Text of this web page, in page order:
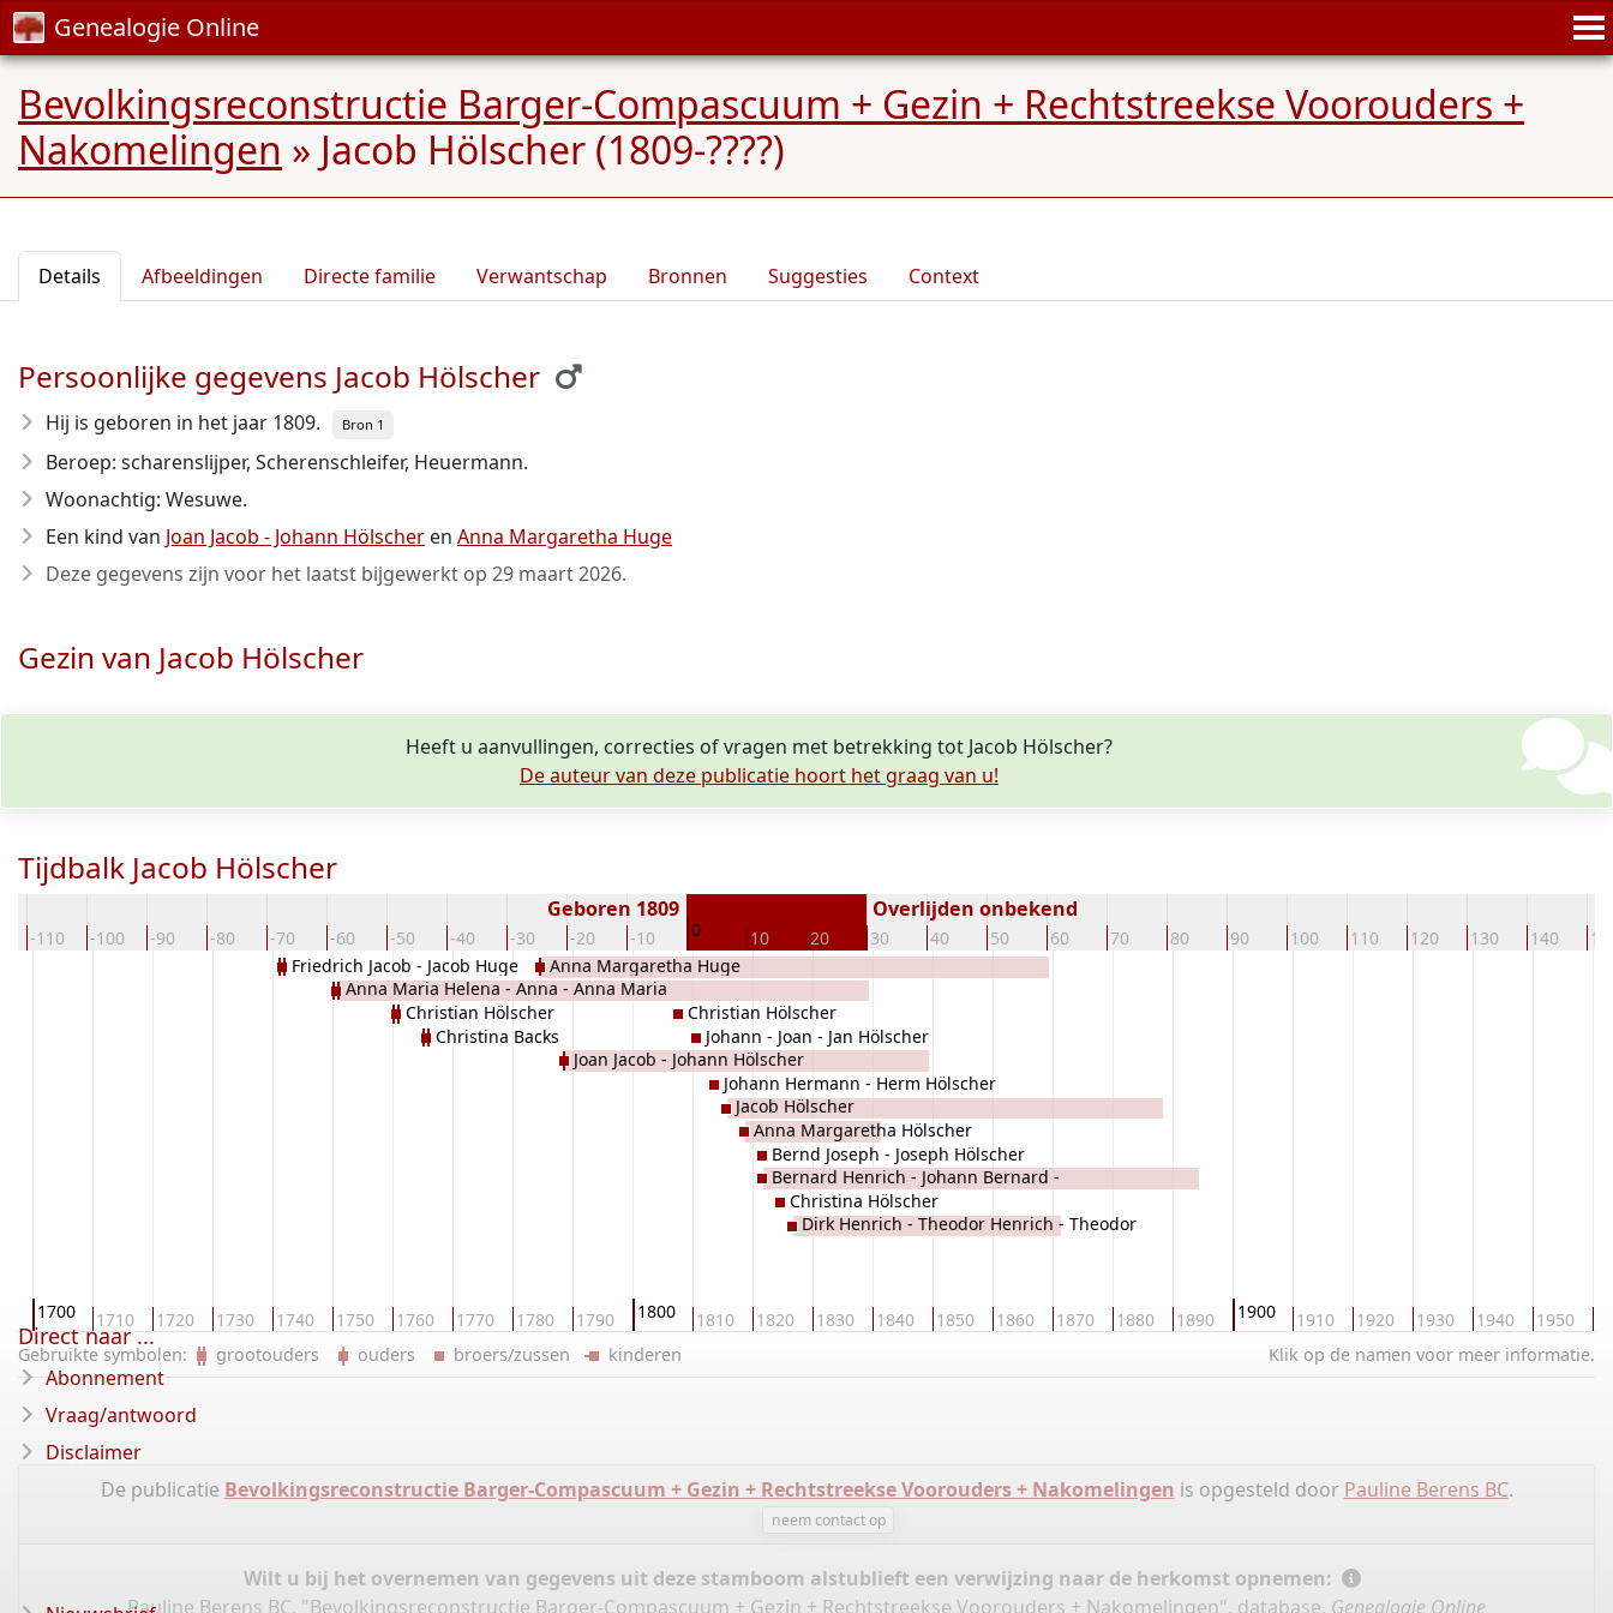
Genealogie Online
Bevolkingsreconstructie Barger-Compascuum + Gezin + Rechtstreekse Voorouders +
Nakomelingen » Jacob Hölscher (1809-????)
Details Afbeeldingen Directe familie Verwantschap Bronnen Suggesties Context
Persoonlijke gegevens Jacob Hölscher
Hij is geboren in het jaar 1809. Bron 1
Beroep: scharenslijper, Scherenschleifer, Heuermann.
Woonachtig: Wesuwe.
Een kind van Joan Jacob - Johann Hölscher en Anna Margaretha Huge
Deze gegevens zijn voor het laatst bijgewerkt op 29 maart 2026.
Gezin van Jacob Hölscher
Heeft u aanvullingen, correcties of vragen met betrekking tot Jacob Hölscher?
De auteur van deze publicatie hoort het graag van u!
Tijdbalk Jacob Hölscher
-110 -100 -90 -80 -70 -60 -50 -40 -30 -20 -10 0 10 20 30 40 50 60 70 80 90 100 110 120 130 140
Geboren 1809 Overlijden onbekend
1700 1710 1720 1730 1740 1750 1760 1770 1780 1790 1800 1810 1820 1830 1840 1850 1860 1870 1880 1890 1900 1910 1920 1930 1940 1950
Friedrich Jacob - Jacob Huge
Anna Maria Helena - Anna - Anna Maria
Wendels Christian Hölscher
Christina Backs
Anna Margaretha Huge
Joan Jacob - Johann Hölscher
Christian Hölscher
Johann - Joan - Jan Hölscher
Johann Hermann - Herm Hölscher
Jacob Hölscher
Anna Margaretha Hölscher
Bernd Joseph - Joseph Hölscher
Bernard Henrich - Johann Bernard -
Bernard Hölscher
Christina Hölscher
Dirk Henrich - Theodor Henrich - Theodor
Klik op de namen voor meer informatie.
Gebruikte symbolen: grootouders ouders broers/zussen kinderen
De publicatie Bevolkingsreconstructie Barger-Compascuum + Gezin + Rechtstreekse Voorouders + Nakomelingen is opgesteld door Pauline Berens BC.
neem contact op
Wilt u bij het overnemen van gegevens uit deze stamboom alstublieft een verwijzing naar de herkomst opnemen:
Pauline Berens BC, "Bevolkingsreconstructie Barger-Compascuum + Gezin + Rechtstreekse Voorouders + Nakomelingen", database, Genealogie Online
Direct naar ...
Abonnement
Vraag/antwoord
Disclaimer